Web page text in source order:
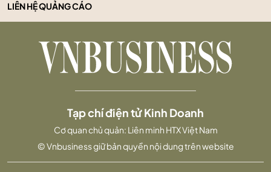
LIÊN HỆ QUẢNG CÁO
Tạp chí điện tử Kinh Doanh
Cơ quan chủ quản: Liên minh HTX Việt Nam
© Vnbusiness giữ bản quyền nội dung trên website